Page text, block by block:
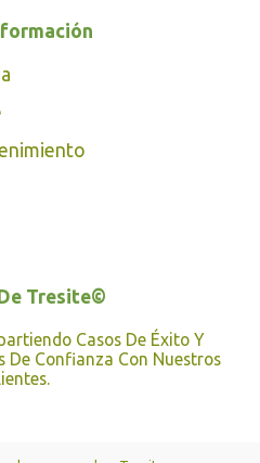
Tresite©
Casos De Éxito Y
De Confianza Con Nuestros